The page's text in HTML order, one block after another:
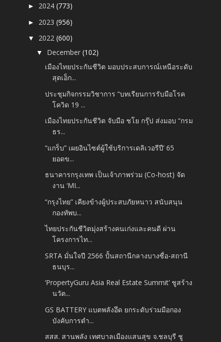
► 2024(773)
► 2023(956)
▼ 2022(600)
▼ December(102)
เมืองไทยประกันชีวิต มอบประสบการณ์เหนือระดับ
สุดเอ็ก...
ประชุมกิจกรรมวิชาการ “บทเรียนการรับมือโรค
โควิด 19 ...
เมืองไทยประกันชีวิต จับมือ ชโย กรุ๊ป ส่งมอบ “กรม
ธร...
“แกร็บ” เผยอินไซต์ผู้ใช้บริการเดลิเวอรีปี’ 65
ยอดข...
ธนาคารกรุงเทพ เป็นเจ้าภาพร่วม (Co-host) จัด
งาน ‘MI...
“กรุงไทย” เคียงข้างผู้ประสบภัยหนาว สนับสนุน
กองทัพบ...
ไทยประกันชีวิตมุ่งสร้างคนเก่งและคนดี ผ่าน
โครงการไท...
SRTA มั่นใจปี 2566 ปั้นสถานีกลางบางซื่อ-สถานี
ธนบุร...
‘PropertyGuru Asia Real Estate Summit’ ชูสร้าง
นวัต...
GS BATTERY แบตพลังอึด ยกระดับร่วมมือกอง
บังคับการตำ...
สสส. สานพลัง เทศบาลเมืองแสนสุข จ.ชลบุรี ชู